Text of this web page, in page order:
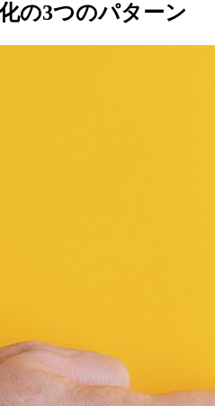
の3つのパターン